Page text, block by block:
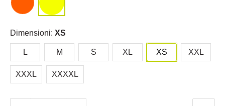
Dimensioni: XS
L M S XL XS XXL
XXXL XXXXL